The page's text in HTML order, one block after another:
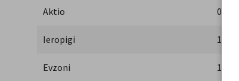
Aktio 0,70
Ieropigi 1,00
Evzoni 1,30